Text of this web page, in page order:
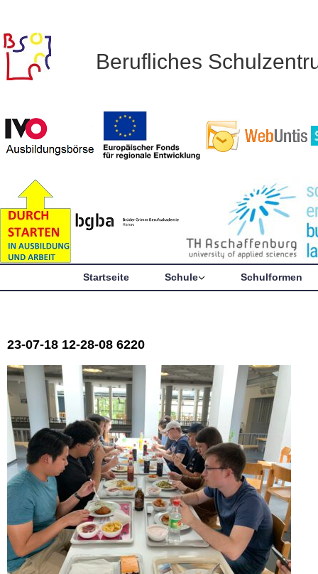
Berufliches
Startseite Schule Schulformen
23-07-18 12-28-08 6220